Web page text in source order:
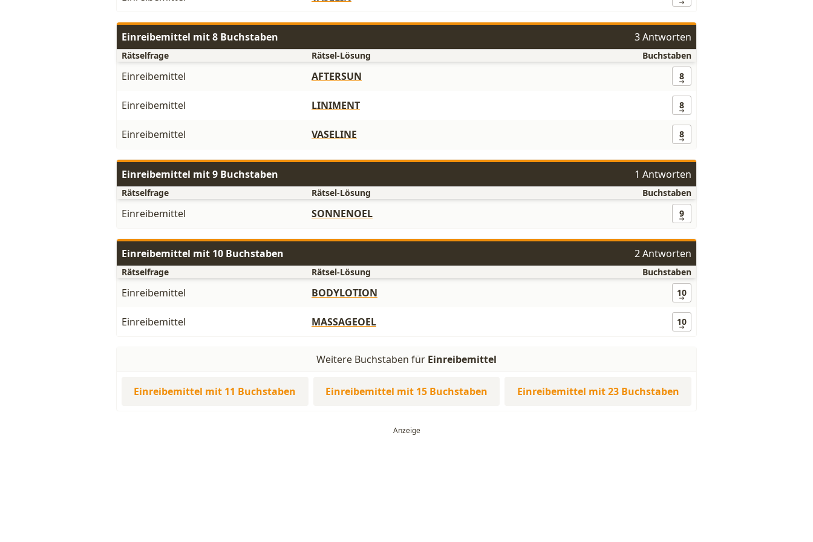
Einreibemittel mit 8 Buchstaben 3 Antworten
Rätselfrage Rätsel-Lösung Buchstaben
Einreibemittel AFTERSUN 8
Einreibemittel LINIMENT 8
Einreibemittel VASELINE 8
Einreibemittel mit 9 Buchstaben 1 Antworten
Rätselfrage Rätsel-Lösung Buchstaben
Einreibemittel SONNENOEL 9
Einreibemittel mit 10 Buchstaben 2 Antworten
Rätselfrage Rätsel-Lösung Buchstaben
Einreibemittel BODYLOTION 10
Einreibemittel MASSAGEOEL 10
Weitere Buchstaben für Einreibemittel
Einreibemittel mit 11 Buchstaben Einreibemittel mit 15 Buchstaben Einreibemittel mit 23 Buchstaben